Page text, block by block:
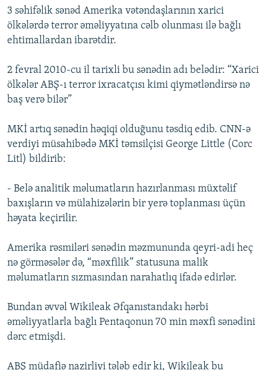
İNFOQRAFIKA
KARIKATURA
AZƏRBAYCAN ƏDƏBIYYATI KITABXANASI
İSLAM VƏ DEMOKRATIYA
MISSIYAMIZ
PEŞƏ ETIKASI VƏ JURNALISTIKA STANDARTLARIMIZ
AZADLIQRADIOSU MOBIL TELEFONUNUZDA
BIZIMLƏ ƏLAQƏ
BIZI IZLƏ
RFE/RL-in bütün saytları
3 səhifəlik sənəd Amerika vətəndaşlarının xarici
ölkələrdə terror əməliyyatına cəlb olunması ilə bağlı
ehtimallardan ibarətdir.
2 fevral 2010-cu il tarixli bu sənədin adı belədir: “Xarici
ölkələr ABŞ-ı terror ixracatçısı kimi qiymətləndirsə nə
baş verə bilər”
MKİ artıq sənədin həqiqi olduğunu təsdiq edib. CNN-ə
verdiyi müsahibədə MKİ təmsilçisi George Little (Corc
Litl) bildirib:
- Belə analitik məlumatların hazırlanması müxtəlif
baxışların və mülahizələrin bir yerə toplanması üçün
həyata keçirilir.
Amerika rəsmiləri sənədin məzmununda qeyri-adi heç
nə görməsələr də, “məxfilik” statusuna malik
məlumatların sızmasından narahatlıq ifadə edirlər.
Bundan əvvəl Wikileak Əfqanıstandakı hərbi
əməliyyatlarla bağlı Pentaqonun 70 min məxfi sənədini
dərc etmişdi.
ABŞ müdafiə nazirliyi tələb edir ki, Wikileak bu